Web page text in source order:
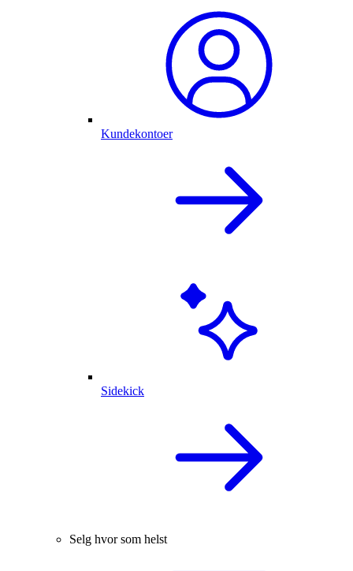
Kundekontoer
Sidekick
Selg hvor som helst